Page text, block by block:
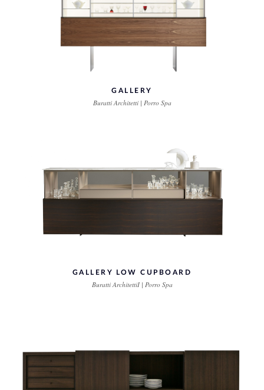
GALLERY
Buratti Architetti | Porro Spa
GALLERY LOW CUPBOARD
Buratti ArchitettiI | Porro Spa